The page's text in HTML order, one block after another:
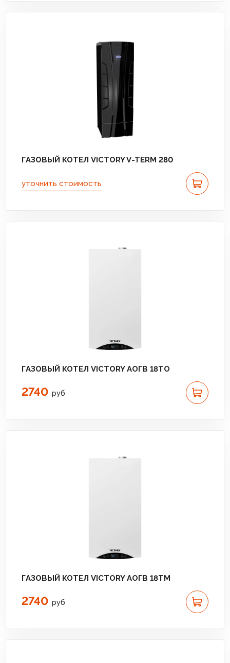
ГАЗОВЫЙ КОТЕЛ VICTORY V-TERM 280
уточнить стоимость
ГАЗОВЫЙ КОТЕЛ VICTORY АОГВ 18TО
2740 руб
ГАЗОВЫЙ КОТЕЛ VICTORY АОГВ 18TМ
2740 руб